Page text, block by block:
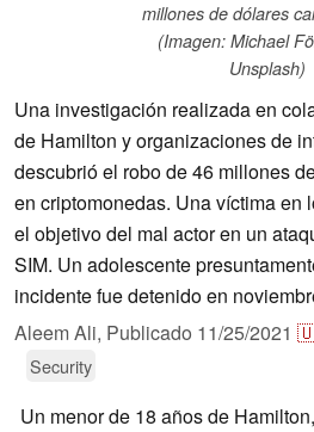
millones de dólares
(Imagen: Michael
Unsplash)
Una investigación realizada en
de Hamilton y organizaciones de
descubrió el robo de 46 millones
en criptomonedas. Una víctima en
el objetivo del mal actor en un
SIM. Un adolescente
incidente fue detenido en
Aleem Ali, Publicado 11/25/2021
Security
Un menor de 18 años de